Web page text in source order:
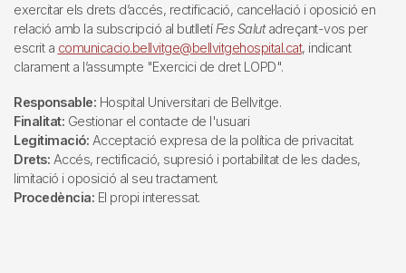
exercitar els drets d’accés, rectificació, cancel·lació i oposició en
relació amb la subscripció al butlletí Fes Salutadreçant-vos per
escrit a comunicacio.bellvitge@bellvitgehospital.cat, indicant
clarament a l’assumpte "Exercici de dret LOPD".
Responsable: Hospital Universitari de Bellvitge.
Finalitat: Gestionar el contacte de l'usuari
Legitimació: Acceptació expresa de la política de privacitat.
Drets: Accés, rectificació, supresió i portabilitat de les dades,
limitació i oposició al seu tractament.
Procedència: El propi interessat.